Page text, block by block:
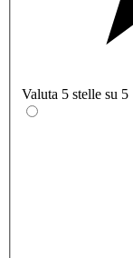
Valuta 5 stelle su 5